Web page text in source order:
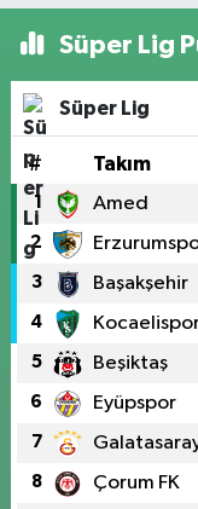
Süper Lig
Süper Lig
# Takım
1 Amed
2
3 Başakşehir
4
5 Beşiktaş
6 Eyüpspor
7
8 Çorum FK